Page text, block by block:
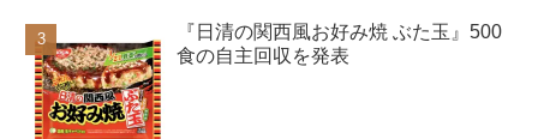
『日清の関西風お好み焼 ぶた玉』500
食の自主回収を発表